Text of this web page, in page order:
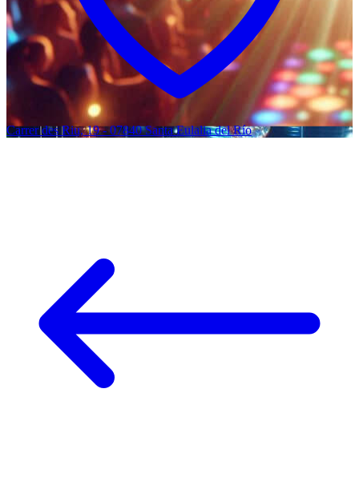
Carrer des Riu, 19 - 07840 Santa Eulalia del Río